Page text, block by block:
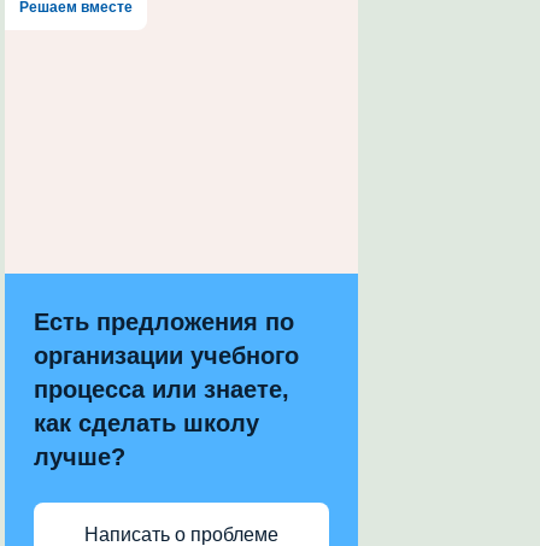
Решаем вместе
Есть предложения по
организации учебного
процесса или знаете,
как сделать школу
лучше?
Написать о проблеме